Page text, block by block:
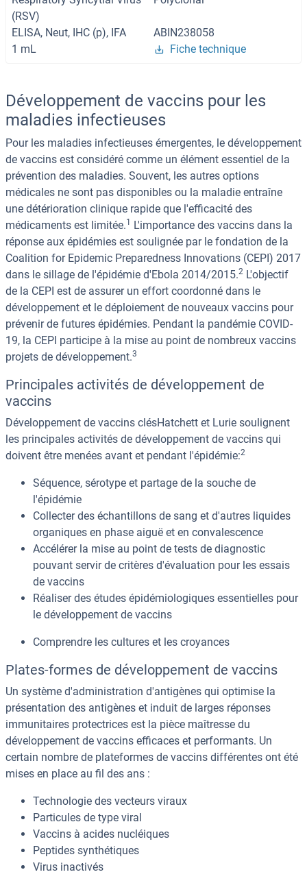
(RSV)
ELISA, Neut, IHC (p), IFA
ABIN238058
1 mL
Fiche technique
Développement de vaccins pour les
maladies infectieuses
Pour les maladies infectieuses émergentes, le développement
de vaccins est considéré comme un élément essentiel de la
prévention des maladies. Souvent, les autres options
médicales ne sont pas disponibles ou la maladie entraîne
une détérioration clinique rapide que l'efficacité des
médicaments est limitée.1 L'importance des vaccins dans la
réponse aux épidémies est soulignée par le fondation de la
Coalition for Epidemic Preparedness Innovations (CEPI) 2017
dans le sillage de l'épidémie d'Ebola 2014/2015.2 L'objectif
de la CEPI est de assurer un effort coordonné dans le
développement et le déploiement de nouveaux vaccins pour
prévenir de futures épidémies. Pendant la pandémie COVID-
19, la CEPI participe à la mise au point de nombreux vaccins
projets de développement.3
Principales activités de développement de
vaccins
Développement de vaccins clésHatchett et Lurie soulignent
les principales activités de développement de vaccins qui
doivent être menées avant et pendant l'épidémie:2
Séquence, sérotype et partage de la souche de
l'épidémie
Collecter des échantillons de sang et d'autres liquides
organiques en phase aiguë et en convalescence
Accélérer la mise au point de tests de diagnostic
pouvant servir de critères d'évaluation pour les essais
de vaccins
Réaliser des études épidémiologiques essentielles pour
le développement de vaccins
Comprendre les cultures et les croyances
Plates-formes de développement de vaccins
Un système d'administration d'antigènes qui optimise la
présentation des antigènes et induit de larges réponses
immunitaires protectrices est la pièce maîtresse du
développement de vaccins efficaces et performants. Un
certain nombre de plateformes de vaccins différentes ont été
mises en place au fil des ans :
Technologie des vecteurs viraux
Particules de type viral
Vaccins à acides nucléiques
Peptides synthétiques
Virus inactivés